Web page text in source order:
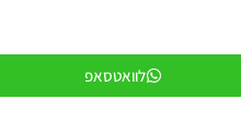
פתרונות חימום
פתרונות חימוםלוואטסאפ